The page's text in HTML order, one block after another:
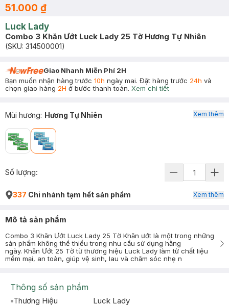
51.000 ₫
Luck Lady
Combo 3 Khăn Ướt Luck Lady 25 Tờ Hương Tự Nhiên
(SKU: 314500001)
Giao Nhanh Miễn Phí 2H
Bạn muốn nhận hàng trước 10h ngày mai. Đặt hàng trước 24h và
chọn giao hàng 2H ở bước thanh toán. Xem chi tiết
Mùi hương: Hương Tự Nhiên Xem thêm
Số lượng:
337 Chi nhánh tạm hết sản phẩm Xem thêm
Mô tả sản phẩm
Combo 3 Khăn Ướt Luck Lady 25 Tờ Khăn ướt là một trong những
sản phẩm không thể thiếu trong nhu cầu sử dụng hằng
ngày. Khăn Ướt 25 Tờ từ thương hiệu Luck Lady làm từ chất liệu
mềm mại, an toàn, giúp vệ sinh, lau và chăm sóc nhẹ n
Thông số sản phẩm
Thương Hiệu
Luck Lady